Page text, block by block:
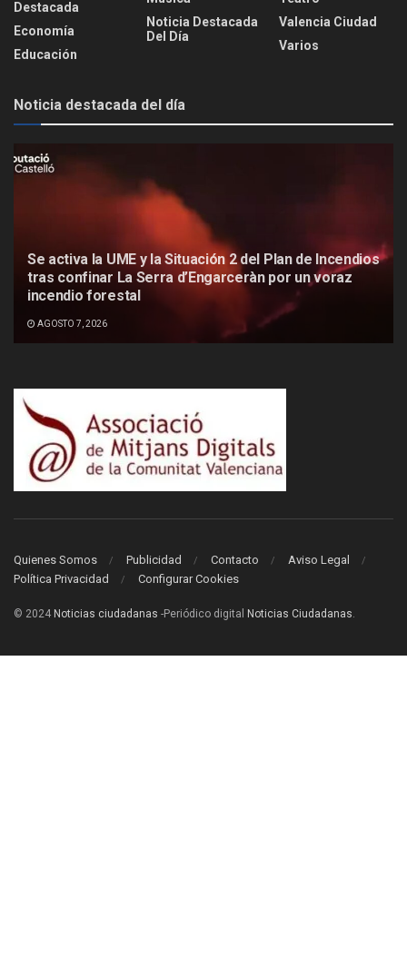
Destacada
Economía
Educación
Noticia Destacada
Del Día
Valencia Ciudad
Varios
Noticia destacada del día
Se activa la UME y la Situación 2 del Plan de Incendios
tras confinar La Serra d’Engarceràn por un voraz
incendio forestal
AGOSTO 7, 2026
Quienes Somos Publicidad Contacto
Aviso Legal
Política Privacidad
Configurar Cookies
© 2024 Noticias ciudadanas -Periódico digital Noticias Ciudadanas.